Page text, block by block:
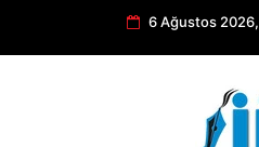
6 Ağustos 2026,